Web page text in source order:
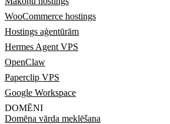
WooCommerce hostings
Hostings aģentūrām
Hermes Agent VPS
OpenClaw
Paperclip VPS
Google Workspace
DOMĒNI
Domēna vārda meklēšana